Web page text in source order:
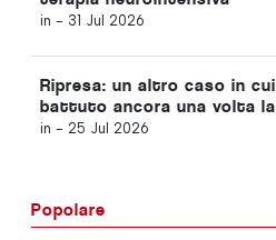
in - 31 Jul 2026
Ripresa: un altro caso in
battuto ancora una volta
in - 25 Jul 2026
Popolare